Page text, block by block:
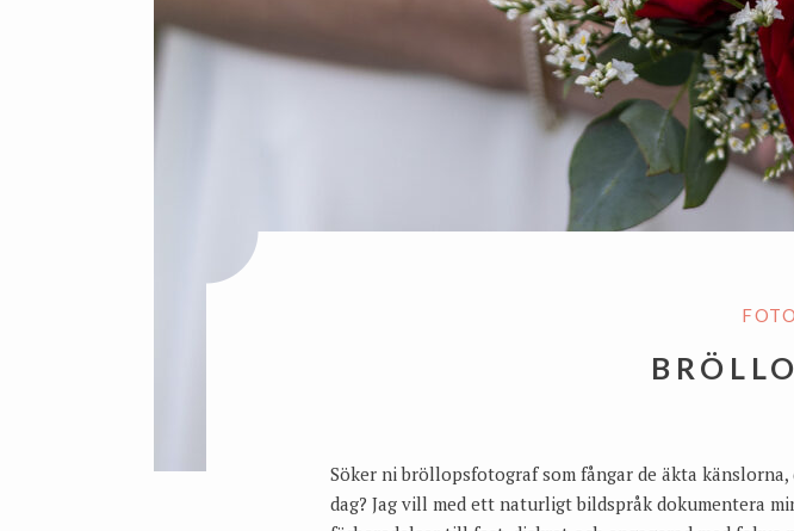
Söker ni bröllopsfotograf som fångar de äkta
dag? Jag vill med ett naturligt bildspråk dokumentera